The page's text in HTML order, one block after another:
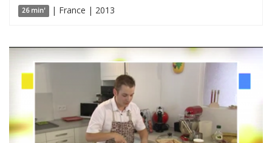
26 min' | France | 2013